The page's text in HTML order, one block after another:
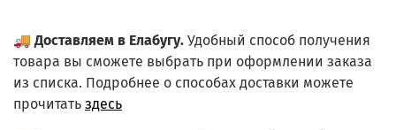
🚚Доставляем в Елабугу. Удобный способ получения
товара вы сможете выбрать при оформлении заказа
из списка. Подробнее о способах доставки можете
прочитать здесь